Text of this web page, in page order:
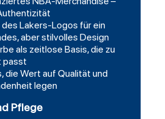
des Lakers-Logos für ein
aber stilvolles Design
als zeitlose Basis, die zu
passt
die Wert auf Qualität und
legen
Pflege